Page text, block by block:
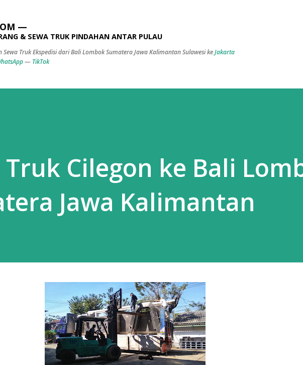
—
& SEWA TRUK PINDAHAN ANTAR PULAU
Sewa Truk Ekspedisi dari Bali Lombok Sumatera Jawa Kalimantan Sulawesi keJakarta
— TikTok
Truk Cilegon ke Bali
Jawa Kalimantan